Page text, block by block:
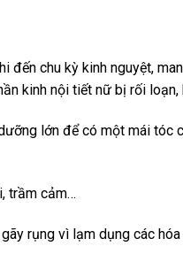
đến chu kỳ kinh nguyệt,
kinh nội tiết nữ bị rối
lớn để có một mái tóc
trầm cảm…
rụng vì lạm dụng các